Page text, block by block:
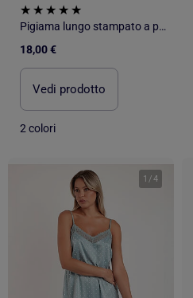
Pigiama lungo stampato a pois - 2 pezzi
18,00 €
Vedi prodotto
2 colori
1 /4